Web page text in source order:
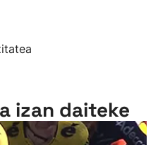
izan daiteke